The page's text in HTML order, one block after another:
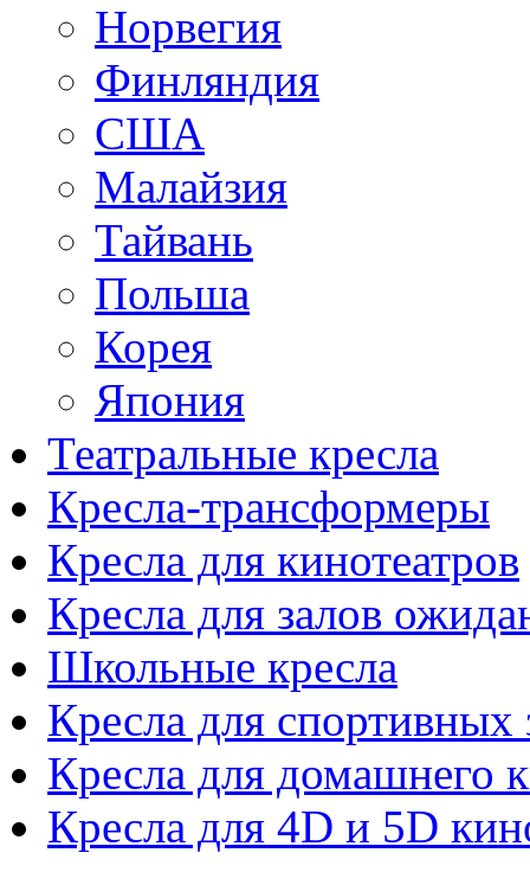
Норвегия
Финляндия
США
Малайзия
Тайвань
Польша
Корея
Япония
Театральные кресла
Кресла-трансформеры
Кресла для кинотеатров
Кресла для залов
Школьные кресла
Кресла для спортивных
Кресла для домашнего
Кресла для 4D и 5D